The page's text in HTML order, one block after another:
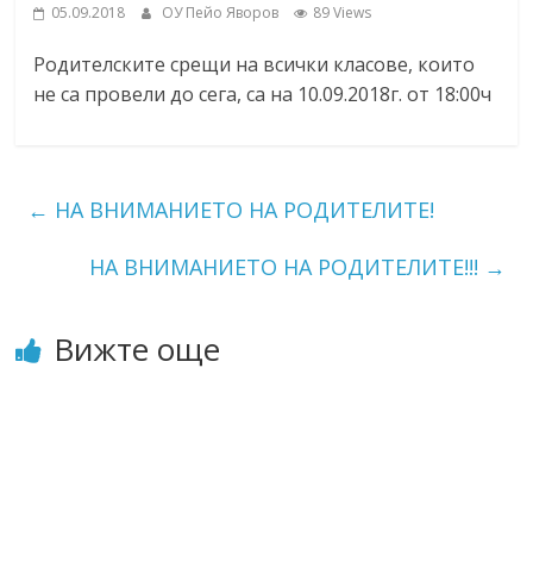
05.09.2018 ОУ Пейо Яворов 89 Views
Родителските срещи на всички класове, които
не са провели до сега, са на 10.09.2018г. от 18:00ч
← НА ВНИМАНИЕТО НА РОДИТЕЛИТЕ!
НА ВНИМАНИЕТО НА РОДИТЕЛИТЕ!!! →
Вижте още